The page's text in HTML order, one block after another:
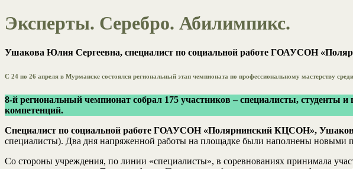
Эксперты. Серебро. Абилимпикс.
Ушакова Юлия Сергеевна, специалист по социальной работе ГОАУСОН
С 24 по 26 апреля в Мурманске состоялся региональный этап чемпионата по профессиональному мастерству
8-й региональный чемпионат собрал 175 участников – специалисты, студенты
компетенций.
Специалист по социальной работе ГОАУСОН «Полярнинский КЦСОН»,
специалисты). Два дня напряженной работы на площадке были наполнены новыми
Со стороны учреждения, по линии «специалисты», в соревнованиях принимала